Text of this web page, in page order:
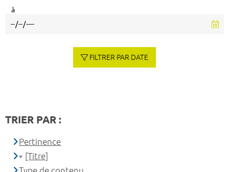
à
FILTRER PAR DATE
TRIER PAR :
Pertinence
[Titre]